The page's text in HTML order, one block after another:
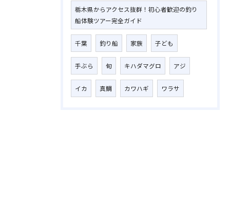
栃木県からアクセス抜群！初心者歓迎の釣り
船体験ツアー完全ガイド
千葉 釣り船 家族 子ども
手ぶら 旬 キハダマグロ アジ
イカ 真鯛 カワハギ ワラサ